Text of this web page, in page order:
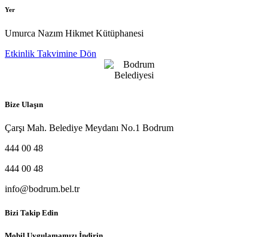
Yer
Umurca Nazım Hikmet Kütüphanesi
Etkinlik Takvimine Dön
Bize Ulaşın
Çarşı Mah. Belediye Meydanı No.1 Bodrum
444 00 48
444 00 48
info@bodrum.bel.tr
Bizi Takip Edin